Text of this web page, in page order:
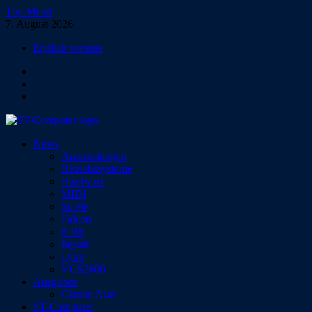
Zum
Inhalt
Top-Menü
7. August 2026
English website
ST-Computer
Das Magazin für Atari-Computer und -Konsolen
News
Anwendungen
Betriebssysteme
Hardware
MIDI
Spiele
Falcon
8-Bit
Jaguar
Lynx
VCS2600
Ausgaben
Classic Atari
ST-Computer